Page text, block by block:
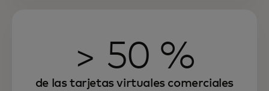
> 50 %
de las tarjetas virtuales comerciales